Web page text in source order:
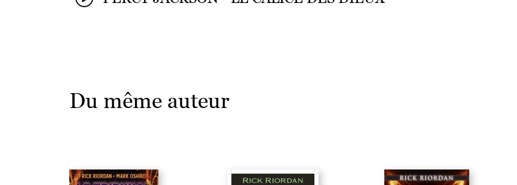
Du même auteur